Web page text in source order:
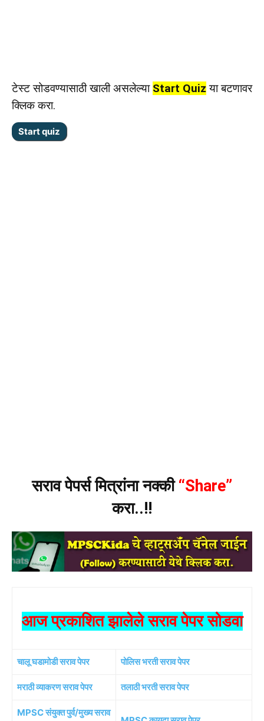
टेस्ट सोडवण्यासाठी खाली असलेल्या Start Quiz या बटणावर
क्लिक करा.
सराव पेपर्स मित्रांना नक्की“Share”
करा..!!
आज प्रकाशित झालेले सराव पेपर सोडवा
चालू घडामोडी सराव पेपर पोलिस भरती सराव पेपर
मराठी व्याकरण सराव पेपर तलाठी भरती सराव पेपर
MPSC संयुक्त पुर्व/मुख्य सराव